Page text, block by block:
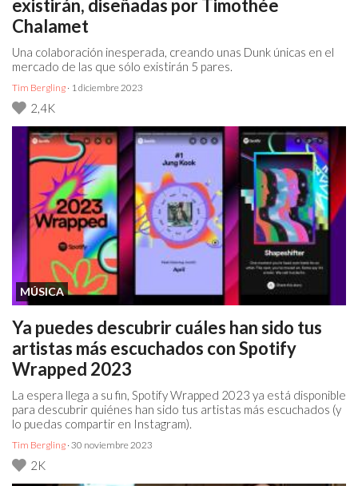
existirán, diseñadas por Timothée
Chalamet
Una colaboración inesperada, creando unas Dunk únicas en el
mercado de las que sólo existirán 5 pares.
Tim Bergling · 1 diciembre 2023
2,4K
MÚSICA
Ya puedes descubrir cuáles han sido tus
artistas más escuchados con Spotify
Wrapped 2023
La espera llega a su fin, Spotify Wrapped 2023 ya está disponible
para descubrir quiénes han sido tus artistas más escuchados (y
lo puedas compartir en Instagram).
Tim Bergling · 30 noviembre 2023
2K